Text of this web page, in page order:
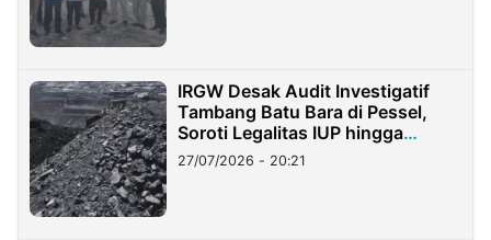
IRGW Desak Audit Investigatif
Tambang Batu Bara di Pessel,
Soroti Legalitas IUP hingga
Stockpile
27/07/2026 - 20:21